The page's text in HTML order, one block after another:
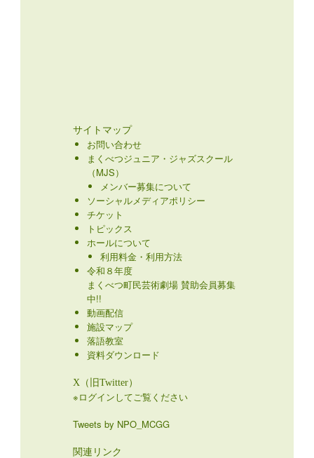
サイトマップ
お問い合わせ
まくべつジュニア・ジャズスクール
（MJS）
メンバー募集について
ソーシャルメディアポリシー
チケット
トピックス
ホールについて
利用料金・利用方法
令和８年度
まくべつ町民芸術劇場 賛助会員募集
中!!
動画配信
施設マップ
落語教室
資料ダウンロード
X（旧Twitter）
※ログインしてご覧ください
Tweets by NPO_MCGG
関連リンク